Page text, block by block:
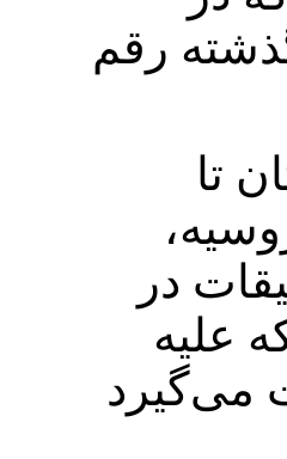
رقم
تا
در
علیه
می‌گیرد